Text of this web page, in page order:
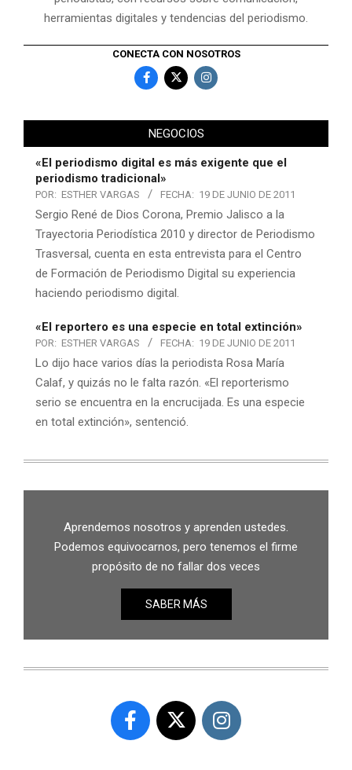
herramientas digitales y tendencias del periodismo.
CONECTA CON NOSOTROS
NEGOCIOS
«El periodismo digital es más exigente que el
periodismo tradicional»
POR: ESTHER VARGAS FECHA: 19 DE JUNIO DE 2011
Sergio René de Dios Corona, Premio Jalisco a la
Trayectoria Periodística 2010 y director de Periodismo
Trasversal, cuenta en esta entrevista para el Centro
de Formación de Periodismo Digital su experiencia
haciendo periodismo digital.
«El reportero es una especie en total extinción»
POR: ESTHER VARGAS FECHA: 19 DE JUNIO DE 2011
Lo dijo hace varios días la periodista Rosa María
Calaf, y quizás no le falta razón. «El reporterismo
serio se encuentra en la encrucijada. Es una especie
en total extinción», sentenció.
Aprendemos nosotros y aprenden ustedes.
Podemos equivocarnos, pero tenemos el firme
propósito de no fallar dos veces
SABER MÁS